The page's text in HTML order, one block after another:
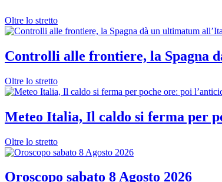
Oltre lo stretto
Controlli alle frontiere, la Spagna
Oltre lo stretto
Meteo Italia, Il caldo si ferma per
Oltre lo stretto
Oroscopo sabato 8 Agosto 2026